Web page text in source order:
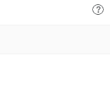
?